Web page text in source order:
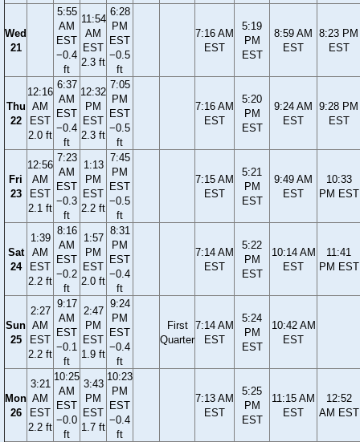
Wed
21
5:55
AM
EST
−0.4
ft
11:54
AM
EST
2.3 ft
6:28
PM
EST
−0.5
ft
7:16 AM
EST
5:19
PM
EST
8:59 AM
EST
8:23 PM
EST
Thu
22
12:16
AM
EST
2.0 ft
6:37
AM
EST
−0.4
ft
12:32
PM
EST
2.3 ft
7:05
PM
EST
−0.5
ft
7:16 AM
EST
5:20
PM
EST
9:24 AM
EST
9:28 PM
EST
Fri
23
12:56
AM
EST
2.1 ft
7:23
AM
EST
−0.3
ft
1:13
PM
EST
2.2 ft
7:45
PM
EST
−0.5
ft
7:15 AM
EST
5:21
PM
EST
9:49 AM
EST
10:33
PM EST
Sat
24
1:39
AM
EST
2.2 ft
8:16
AM
EST
−0.2
ft
1:57
PM
EST
2.0 ft
8:31
PM
EST
−0.4
ft
7:14 AM
EST
5:22
PM
EST
10:14 AM
EST
11:41
PM EST
Sun
25
2:27
AM
EST
2.2 ft
9:17
AM
EST
−0.1
ft
2:47
PM
EST
1.9 ft
9:24
PM
EST
−0.4
ft
First
Quarter
7:14 AM
EST
5:24
PM
EST
10:42 AM
EST
Mon
26
3:21
AM
EST
2.2 ft
10:25
AM
EST
−0.0
ft
3:43
PM
EST
1.7 ft
10:23
PM
EST
−0.4
ft
7:13 AM
EST
5:25
PM
EST
11:15 AM
EST
12:52
AM EST